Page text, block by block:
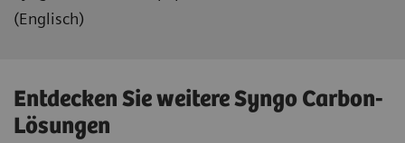
(Englisch)
Entdecken Sie weitere Syngo Carbon-
Lösungen